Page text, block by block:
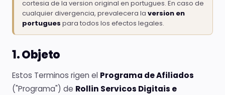
cortesia de la version original en portugues. En caso de
cualquier divergencia, prevalecera la version en
portugues para todos los efectos legales.
1. Objeto
Estos Terminos rigen el Programa de Afiliados
("Programa") de Rollin Servicos Digitais e